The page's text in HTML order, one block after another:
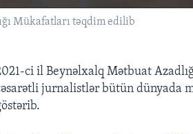
Mükafatları təqdim edilib
ci il Beynəlxalq Mətbuat
jurnalistlər bütün dünyada